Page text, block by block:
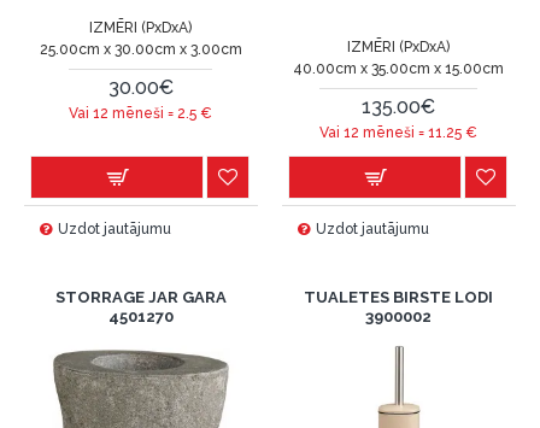
IZMĒRI (PxDxA)
25.00cm x 30.00cm x 3.00cm
30.00€
Vai 12 mēneši = 2.5 €
Uzdot jautājumu
IZMĒRI (PxDxA)
40.00cm x 35.00cm x 15.00cm
135.00€
Vai 12 mēneši =11.25 €
Uzdot jautājumu
STORRAGE JAR GARA
4501270
TUALETES BIRSTE LODI
3900002